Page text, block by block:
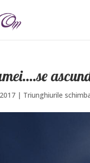
| Triunghiurile